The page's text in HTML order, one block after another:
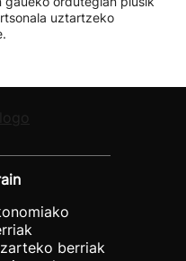
uztartzeko
berriak